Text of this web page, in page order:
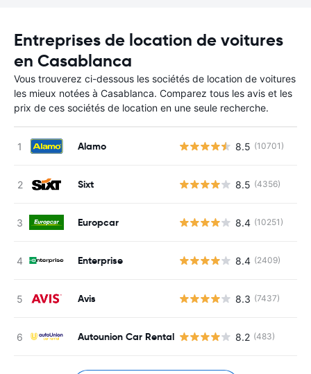
Entreprises de location de voitures
en Casablanca
Vous trouverez ci-dessous les sociétés de location de voitures
les mieux notées à Casablanca. Comparez tous les avis et les
prix de ces sociétés de location en une seule recherche.
Alamo 8.5 (10701)
Sixt 8.5 (4356)
Europcar 8.4 (10251)
Enterprise 8.4 (2409)
Avis 8.3 (7437)
Autounion Car Rental 8.2 (483)